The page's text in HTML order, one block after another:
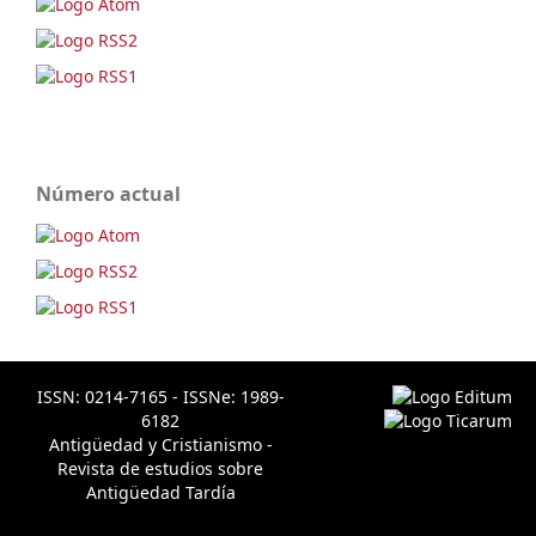
Número actual
ISSN: 0214-7165 - ISSNe: 1989-
6182
Antigüedad y Cristianismo -
Revista de estudios sobre
Antigüedad Tardía